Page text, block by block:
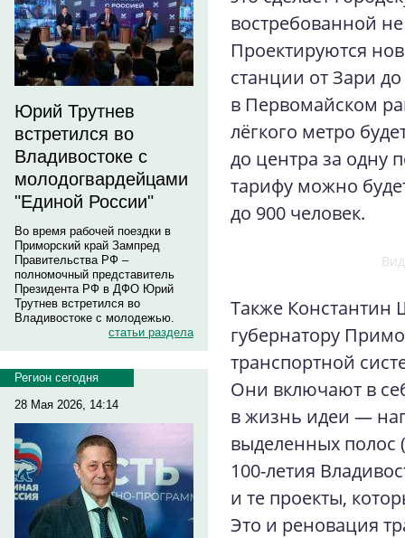
Юрий Трутнев
встретился во
Владивостоке с
молодогвардейцами
"Единой России"
Во время рабочей поездки в
Приморский край Зампред
Правительства РФ –
полномочный представитель
Президента РФ в ДФО Юрий
Трутнев встретился во
Владивостоке с молодежью.
статьи раздела
Регион сегодня
28 Мая 2026, 14:14
востребованной
Проектируются
станции от Зари
в Первомайском
лёгкого метро
до центра за одну
тарифу можно
до 900 человек.
Также Константин
губернатору
транспортной
Они включают в
в жизнь идеи —
выделенных полос
100-летия
и те проекты,
Это и реновация